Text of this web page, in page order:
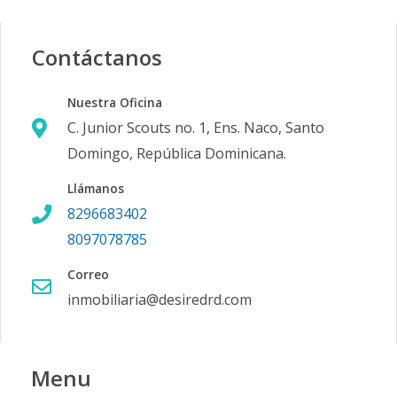
Contáctanos
Nuestra Oficina
C. Junior Scouts no. 1, Ens. Naco, Santo
Domingo, República Dominicana.
Llámanos
8296683402
8097078785
Correo
inmobiliaria@desiredrd.com
Menu